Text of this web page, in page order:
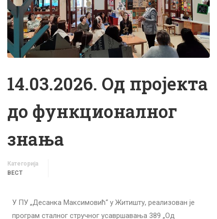
14.03.2026. Од пројекта
до функционалног
знања
Категорија
ВЕСТ
У ПУ „Десанка Максимовић“ у Житишту, реализован је
програм сталног стручног усавршавања 389 „Од